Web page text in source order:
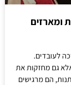
ומארזים
לעובדים.
גם מחזקות את
הם מרגישים